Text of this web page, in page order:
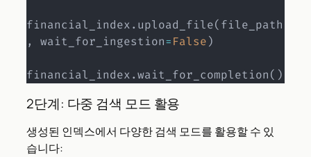
financial_index. upload_file(file_path
,
wait_for_ingestion=False)
financial_index.wait_for_completion( )
2단계: 다중 검색 모드 활용
생성된 인덱스에서 다양한 검색 모드를 활용할 수 있
습니다: